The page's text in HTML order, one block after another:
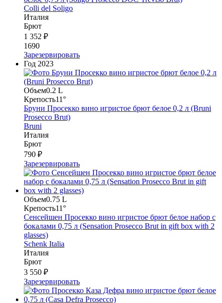
Colli del Soligo
Италия
Брют
1 352 ₽
1690
Зарезервировать
Год 2023
Объем0.2 L
Крепость11°
Бруни Просекко вино игристое брют белое 0,2 л (Bruni
Prosecco Brut)
Bruni
Италия
Брют
790 ₽
Зарезервировать
Объем0.75 L
Крепость11°
Сенсейшен Просекко вино игристое брют белое набор с
бокалами 0,75 л (Sensation Prosecco Brut in gift box with 2
glasses)
Schenk Italia
Италия
Брют
3 550 ₽
Зарезервировать